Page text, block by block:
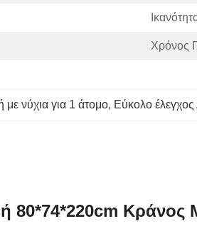
Χρόνος
με νύχια για 1 άτομο, Εύκολο έλεγχος
80*74*220cm